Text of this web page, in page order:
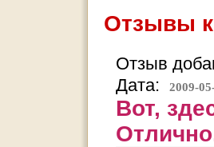
Отзывы
Отзыв
Дата:
2009-
Вот,